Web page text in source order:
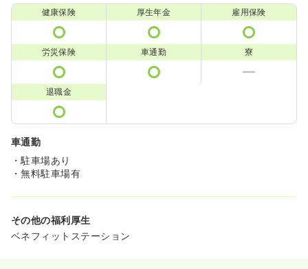
健康保険 厚生年金 雇用保険
労災保険 車通勤 寮
退職金
車通勤
・駐車場あり
・無料駐車場有
その他の福利厚生
ベネフィットステーション